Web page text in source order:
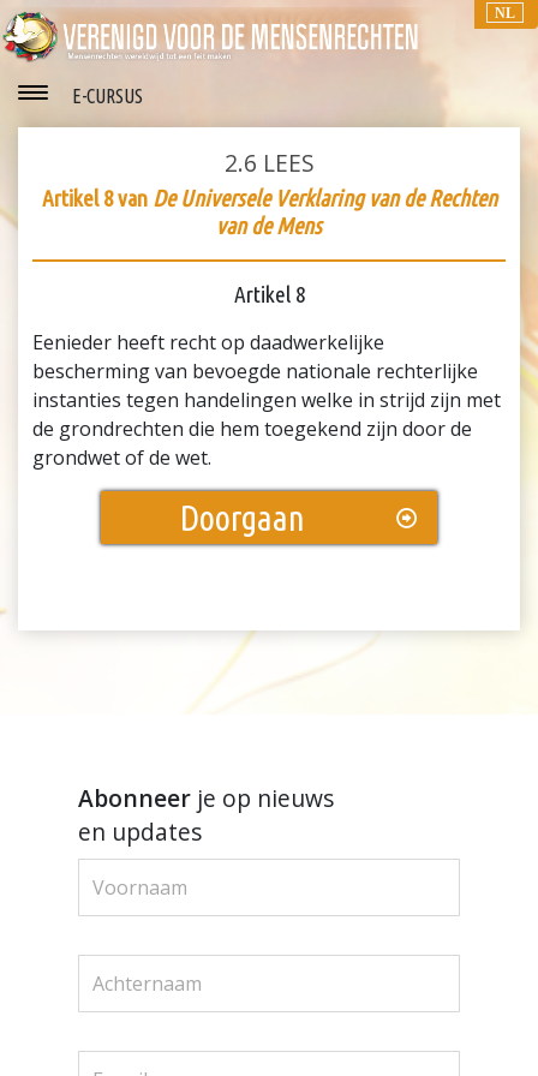
NL
E-CURSUS
2.6 LEES
Artikel 8 van De Universele Verklaring van de Rechten
van de Mens
Artikel 8
Eenieder heeft recht op daadwerkelijke
bescherming van bevoegde nationale rechterlijke
instanties tegen handelingen welke in strijd zijn met
de grondrechten die hem toegekend zijn door de
grondwet of de wet.
Doorgaan
Abonneerje op nieuws
en updates